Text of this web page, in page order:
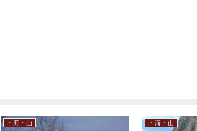
・笠岡市近郊 ・飲食店